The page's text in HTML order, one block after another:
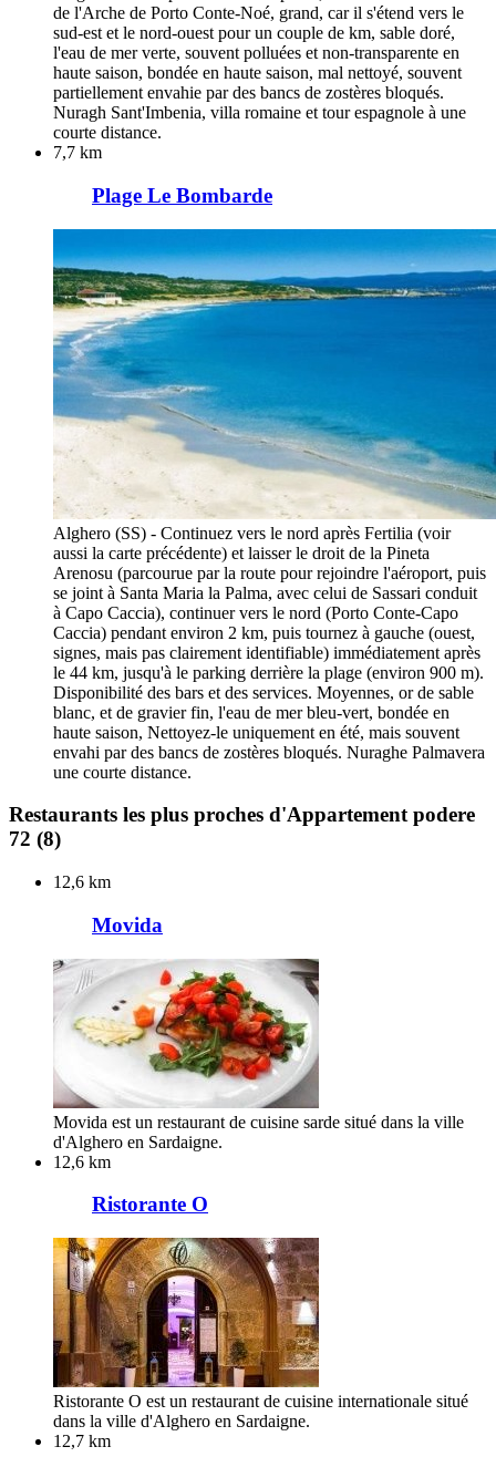
de l'Arche de Porto Conte-Noé, grand, car il s'étend vers le
sud-est et le nord-ouest pour un couple de km, sable doré,
l'eau de mer verte, souvent polluées et non-transparente en
haute saison, bondée en haute saison, mal nettoyé, souvent
partiellement envahie par des bancs de zostères bloqués.
Nuragh Sant'Imbenia, villa romaine et tour espagnole à une
courte distance.
7,7 km
Plage Le Bombarde
Alghero (SS) - Continuez vers le nord après Fertilia (voir
aussi la carte précédente) et laisser le droit de la Pineta
Arenosu (parcourue par la route pour rejoindre l'aéroport, puis
se joint à Santa Maria la Palma, avec celui de Sassari conduit
à Capo Caccia), continuer vers le nord (Porto Conte-Capo
Caccia) pendant environ 2 km, puis tournez à gauche (ouest,
signes, mais pas clairement identifiable) immédiatement après
le 44 km, jusqu'à le parking derrière la plage (environ 900 m).
Disponibilité des bars et des services. Moyennes, or de sable
blanc, et de gravier fin, l'eau de mer bleu-vert, bondée en
haute saison, Nettoyez-le uniquement en été, mais souvent
envahi par des bancs de zostères bloqués. Nuraghe Palmavera
une courte distance.
Restaurants les plus proches d'Appartement podere
72 (8)
12,6 km
Movida
Movida est un restaurant de cuisine sarde situé dans la ville
d'Alghero en Sardaigne.
12,6 km
Ristorante O
Ristorante O est un restaurant de cuisine internationale situé
dans la ville d'Alghero en Sardaigne.
12,7 km